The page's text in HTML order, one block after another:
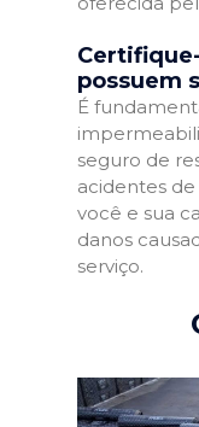
possuem
É
seguro de
acidentes
você e sua
danos
serviço.